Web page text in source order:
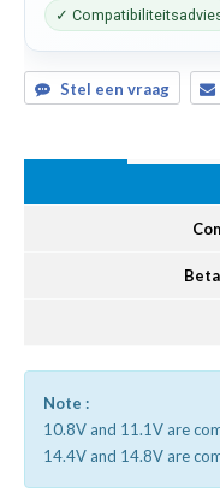
✓
Stel een vraag
Note :
10.8V and 11.1V are
14.4V and 14.8V are